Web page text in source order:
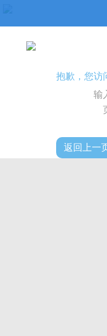
抱歉，您访
输
返回上一